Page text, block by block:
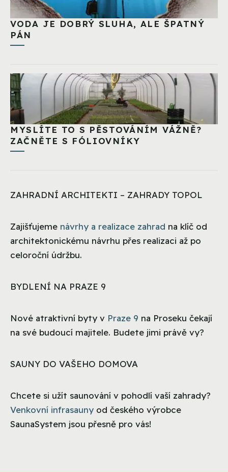
VODA JE DOBRÝ SLUHA, ALE ŠPATNÝ
PÁN
MYSLÍTE TO S PĚSTOVÁNÍM VÁŽNĚ?
ZAČNĚTE S FÓLIOVNÍKY
ZAHRADNÍ ARCHITEKTI – ZAHRADY TOPOL
Zajišťujeme návrhy a realizace zahrad na klíč od
architektonickému návrhu přes realizaci až po
celoroční údržbu.
BYDLENÍ NA PRAZE 9
Nové atraktivní byty v Praze 9 na Proseku čekají
na své budoucí majitele. Budete jimi právě vy?
SAUNY DO VAŠEHO DOMOVA
Chcete si užít saunování v pohodlí vaší zahrady?
Venkovní infrasauny od českého výrobce
SaunaSystem jsou přesně pro vás!